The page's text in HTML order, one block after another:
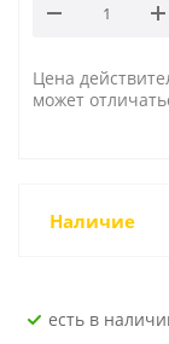
Цена
может
Наличие
Есть в